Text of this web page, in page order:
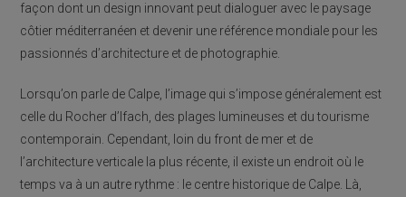
façon dont un design innovant peut dialoguer avec le paysage
côtier méditerranéen et devenir une référence mondiale pour les
passionnés d’architecture et de photographie.
Lorsqu’on parle de Calpe, l’image qui s’impose généralement est
celle du Rocher d’Ifach, des plages lumineuses et du tourisme
contemporain. Cependant, loin du front de mer et de
l’architecture verticale la plus récente, il existe un endroit où le
temps va à un autre rythme : le centre historique de Calpe. Là,